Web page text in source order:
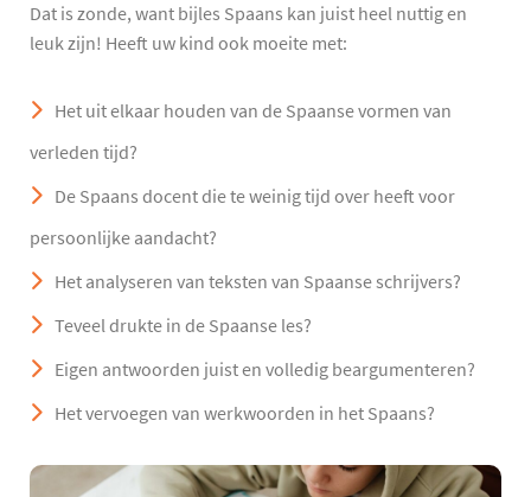
Dat is zonde, want bijles Spaans kan juist heel nuttig en
leuk zijn! Heeft uw kind ook moeite met:
Het uit elkaar houden van de Spaanse vormen van
verleden tijd?
De Spaans docent die te weinig tijd over heeft voor
persoonlijke aandacht?
Het analyseren van teksten van Spaanse schrijvers?
Teveel drukte in de Spaanse les?
Eigen antwoorden juist en volledig beargumenteren?
Het vervoegen van werkwoorden in het Spaans?